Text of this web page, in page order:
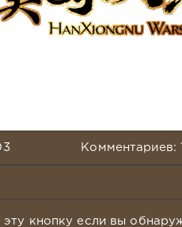
Комментариев:
эту кнопку если вы